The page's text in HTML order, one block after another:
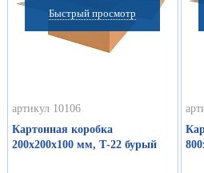
Быстрый просмотр
артикул 10106
Картонная коробка
200х200х100 мм, Т-22 бурый